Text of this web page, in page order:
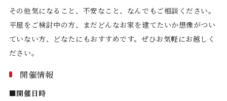
その他気になること、不安なこと、なんでもご相談ください。
平屋をご検討中の方、まだどんなお家を建てたいか想像がつい
ていない方、どなたにもおすすめです。ぜひお気軽にお越しく
ださい。
開催情報
■開催日時